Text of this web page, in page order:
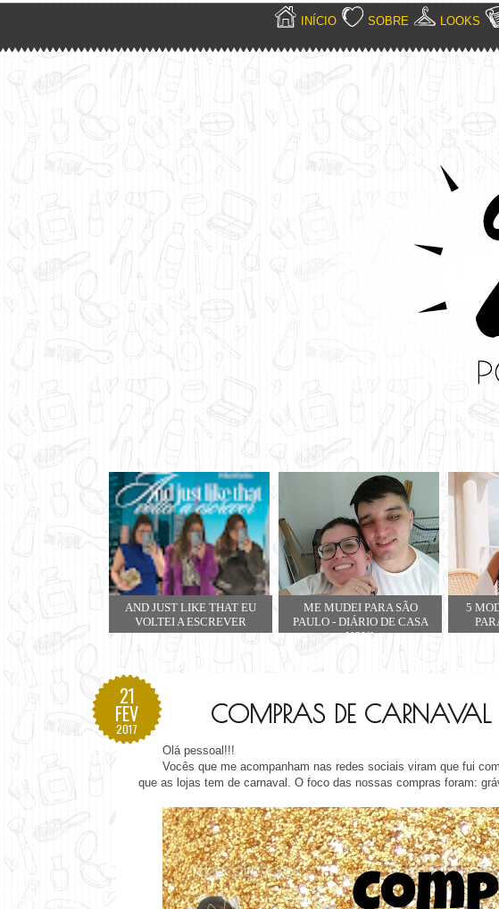
INÍCIO SOBRE LOOKS
AND JUST LIKE THAT EU
VOLTEI A ESCREVER
ME MUDEI PARA SÃO
PAULO - DIÁRIO DE CASA
NOVA
5
21
FEV
2017
COMPRAS DE
Olá pessoal!!!
Vocês que me acompanham nas redes sociais viram que fui
que as lojas tem de carnaval. O foco das nossas compras foram: